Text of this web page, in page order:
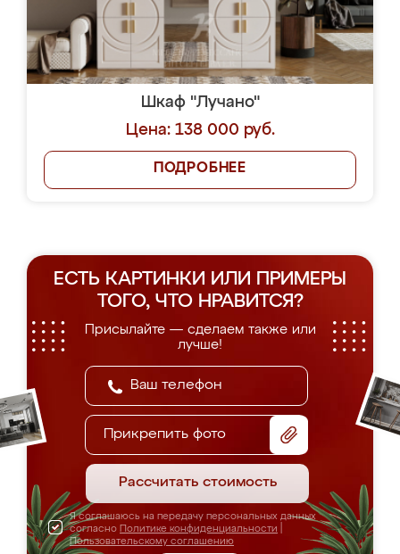
Шкаф "Лучано"
Цена: 138 000 руб.
ПОДРОБНЕЕ
ЕСТЬ КАРТИНКИ ИЛИ ПРИМЕРЫ
ТОГО, ЧТО НРАВИТСЯ?
Присылайте — сделаем также или
лучше!
Прикрепить фото
Рассчитать стоимость
Я соглашаюсь на передачу персональных данных
согласно Политике конфиденциальности
Пользовательскому соглашению